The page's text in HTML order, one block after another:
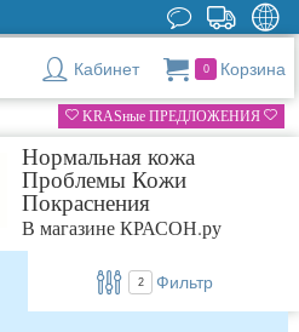
Кабинет 0 Корзина
KRASные ПРЕДЛОЖЕНИЯ
Нормальная кожа
Проблемы Кожи
Покраснения
В магазине КРАСОН.ру
2 Фильтр